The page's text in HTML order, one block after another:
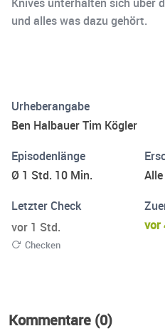
und alles was dazu gehört.
Urheberangabe
Ben Halbauer Tim Kögler
Episodenlänge
Ø 1 Std. 10 Min.
Letzter Check
vor 1 Std.
Checken
vor
Kommentare (0)